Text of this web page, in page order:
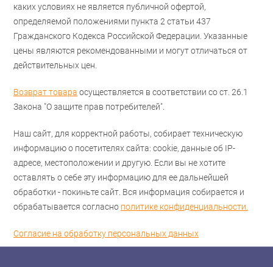
каких условиях не является публичной офертой,
определяемой положениями пункта 2 статьи 437
Гражданского Кодекса Российской Федерации. Указанные
цены являются рекомендованными и могут отличаться от
действительных цен.
Возврат товара осуществляется в соответствии со ст. 26.1
Закона "О защите прав потребителей".
Наш сайт, для корректной работы, собирает техническую
информацию о посетителях сайта: cookie, данные об IP-
адресе, местоположении и другую. Если вы не хотите
оставлять о себе эту информацию для ее дальнейшей
обработки - покиньте сайт. Вся информация собирается и
обрабатывается согласно политике конфиденциальности.
Согласие на обработку персональных данных